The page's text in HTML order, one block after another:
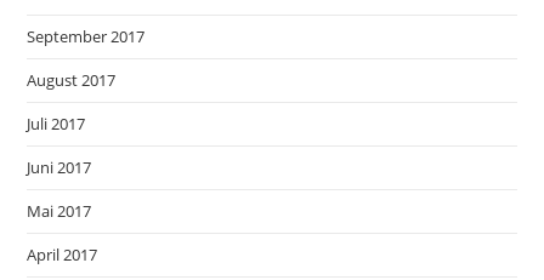
September 2017
August 2017
Juli 2017
Juni 2017
Mai 2017
April 2017